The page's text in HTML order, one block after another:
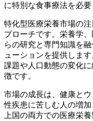
に特別な食事療法を必
特化型医療栄養市場の
プローチです。栄養学
らの研究と専門知識を
ューションを提供しま
課題や人口動態の変化
徴です。
市場の成長は、健康と
性疾患に苦しむ人の増
上国の両方での医療栄